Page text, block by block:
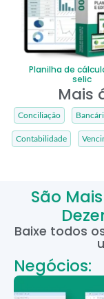
Planilha de
selic
Mais
Conciliação
Contabilidade
São
Baixe todos
Negócios: